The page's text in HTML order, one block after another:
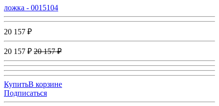
ложка - 0015104
20 157 ₽
20 157 ₽ 20 157 ₽
КупитьВ корзине
Подписаться